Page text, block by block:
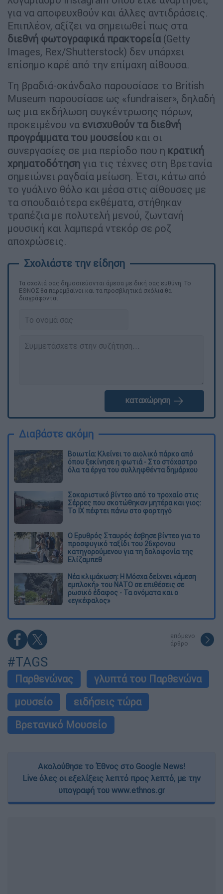
για να αποφευχθούν και άλλες αντιδράσεις.
Επιπλέον, αξίζει να σημειωθεί πως στα
διεθνή φωτογραφικά πρακτορεία(Getty
Images, Rex/Shutterstock) δεν υπάρχει
επίσημο καρέ από την επίμαχη αίθουσα.
Τη βραδιά-σκάνδαλο παρουσίασε το British
Museum παρουσίασε ως «fundraiser», δηλαδή
ως μια εκδήλωση συγκέντρωσης πόρων,
προκειμένου να ενισχυθούν τα διεθνή
προγράμματα του μουσείου και οι
συνεργασίες σε μια περίοδο που η κρατική
χρηματοδότηση για τις τέχνες στη Βρετανία
σημειώνει ραγδαία μείωση. Έτσι, κάτω από
το γυάλινο θόλο και μέσα στις αίθουσες με
τα σπουδαιότερα εκθέματα, στήθηκαν
τραπέζια με πολυτελή μενού, ζωντανή
μουσική και λαμπερά ντεκόρ σε ροζ
αποχρώσεις.
Τα σχολιά σας δημοσιεύονται άμεσα με δική σας ευθύνη. Το
ΕΘΝΟΣ θα παρεμβαίνει και τα προσβλητικά σχόλια θα
διαγράφονται
καταχώρηση
Διαβάστε ακόμη
Βοιωτία: Κλείνει το αιολικό πάρκο από
όπου ξεκίνησε η φωτιά - Στο στόχαστρο
όλα τα έργα του συλληφθέντα δημάρχου
Σοκαριστικό βίντεο από το τροχαίο στις
Σέρρες που σκοτώθηκαν μητέρα και γιος:
Το ΙΧ πέφτει πάνω στο φορτηγό
Ο Ερυθρός Σταυρός έσβησε βίντεο για το
προσφυγικό ταξίδι του 26χρονου
κατηγορούμενου για τη δολοφονία της
Ελίζαμπεθ
Νέα κλιμάκωση: Η Μόσχα δείχνει «άμεση
εμπλοκή» του ΝΑΤΟ σε επιθέσεις σε
ρωσικό έδαφος - Τα ονόματα και ο
«εγκέφαλος»
επόμενο
άρθρο
#TAGS
Παρθενώνας
γλυπτά του Παρθενώνα
μουσείο
ειδήσεις τώρα
Βρετανικό Μουσείο
Ακολούθησε το Έθνος στο Google News!
Live όλες οι εξελίξεις λεπτό προς λεπτό, με την
υπογραφή του www.ethnos.gr